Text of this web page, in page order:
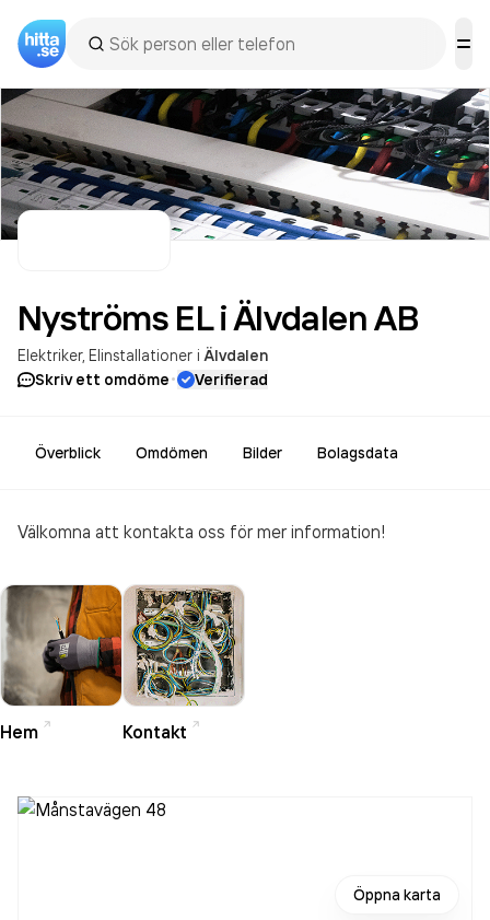
Nyströms EL i ÄlvdalenAB
Elektriker Elinstallationer i Älvdalen
Skriv ett omdöme· Verifierad
Överblick Omdömen Bilder Bolagsdata
Välkomna att kontakta oss för mer information!
Hem Kontakt
Öppna karta